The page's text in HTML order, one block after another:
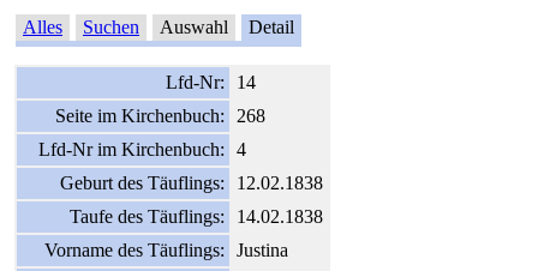
Alles Suchen Auswahl Detail
Lfd-Nr:
14
Seite im Kirchenbuch:
268
Lfd-Nr im Kirchenbuch:
4
Geburt des Täuflings:
12.02.1838
Taufe des Täuflings:
14.02.1838
Vorname des Täuflings:
Justina